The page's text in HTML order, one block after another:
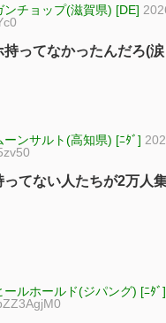
ンチョップ(滋賀県) [DE]
持ってなかったんだろ(
ーンサルト(高知県) [ﾆﾀﾞ]
ってない人たちが2万人
ールホールド(ジパング) [ﾆﾀﾞ]